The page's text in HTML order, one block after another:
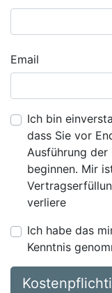
Email
Ich bin
dass Sie vor
Ausführung
beginnen. Mir
verliere
Ich habe das
Kenntnis